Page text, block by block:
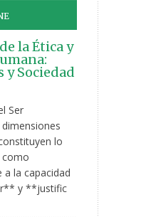
la Ética y
y Sociedad
Ser
lo
a la capacidad
y **justific